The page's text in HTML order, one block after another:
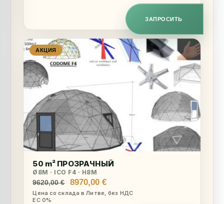
ЗАПРОСИТЬ
АКЦИЯ
50 m² ПРОЗРАЧНЫЙ
Ø8M · ICO F4 · H8M
9620,00€
Первоначальная
цена
8970,00€Текущая
цена:
Цена со склада в Литве, без НДС
ЕС 0%